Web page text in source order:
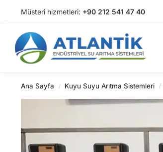
Müsteri hizmetleri: +90 212 541 47 40
Arama
Ana Sayfa / Kuyu Suyu Arıtma Sistemleri /